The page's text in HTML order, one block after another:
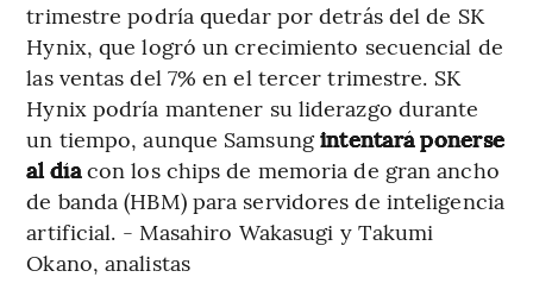
trimestre podría quedar por detrás del de SK
Hynix, que logró un crecimiento secuencial de
las ventas del 7% en el tercer trimestre. SK
Hynix podría mantener su liderazgo durante
un tiempo, aunque Samsung intentará ponerse
al díacon los chips de memoria de gran ancho
de banda (HBM) para servidores de inteligencia
artificial. - Masahiro Wakasugi y Takumi
Okano, analistas